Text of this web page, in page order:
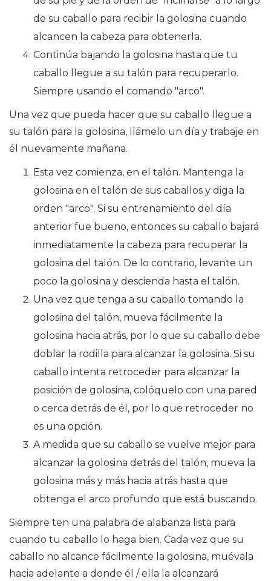
de su caballo para recibir la golosina cuando
alcancen la cabeza para obtenerla.
Continúa bajando la golosina hasta que tu
caballo llegue a su talón para recuperarlo.
Siempre usando el comando "arco".
Una vez que pueda hacer que su caballo llegue a
su talón para la golosina, llámelo un día y trabaje en
él nuevamente mañana.
Esta vez comienza, en el talón. Mantenga la
golosina en el talón de sus caballos y diga la
orden "arco". Si su entrenamiento del día
anterior fue bueno, entonces su caballo bajará
inmediatamente la cabeza para recuperar la
golosina del talón. De lo contrario, levante un
poco la golosina y descienda hasta el talón.
Una vez que tenga a su caballo tomando la
golosina del talón, mueva fácilmente la
golosina hacia atrás, por lo que su caballo debe
doblar la rodilla para alcanzar la golosina. Si su
caballo intenta retroceder para alcanzar la
posición de golosina, colóquelo con una pared
o cerca detrás de él, por lo que retroceder no
es una opción.
A medida que su caballo se vuelve mejor para
alcanzar la golosina detrás del talón, mueva la
golosina más y más hacia atrás hasta que
obtenga el arco profundo que está buscando.
Siempre ten una palabra de alabanza lista para
cuando tu caballo lo haga bien. Cada vez que su
caballo no alcance fácilmente la golosina, muévala
hacia adelante a donde él / ella la alcanzará